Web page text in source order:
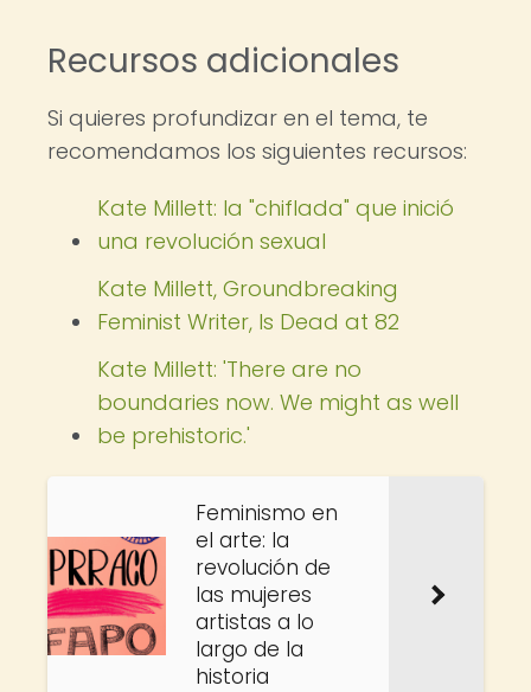
Recursos adicionales
Si quieres profundizar en el tema, te
recomendamos los siguientes recursos:
Kate Millett: la "chiflada" que inició
una revolución sexual
Kate Millett, Groundbreaking
Feminist Writer, Is Dead at 82
Kate Millett: 'There are no
boundaries now. We might as well
be prehistoric.'
Feminismo en
el arte: la
revolución de
las mujeres
artistas a lo
largo de la
historia